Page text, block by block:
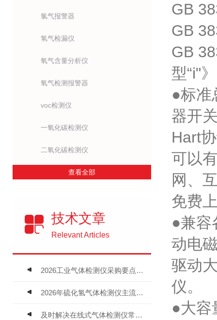
氯气报警器
氢气检漏仪
氧气含量分析仪
氧气检测报警器
voc检测仪
一氧化碳检测仪
二氧化碳检测仪
查看全部
技术文章
Relevant Articles
2026工业气体检测仪采购要点：如何分辨固定式、复合、泵吸式检测仪优劣
2026年硫化氢气体检测仪主流品牌盘点及选型硬性要求
及时解决在线式气体检测仪常见问题有助于保障人员安全
GB
GB
GB
型“i"》
●标准
器开
Hart
可以
网、
免费
●兼容
动电
驱动
仪。
●大容